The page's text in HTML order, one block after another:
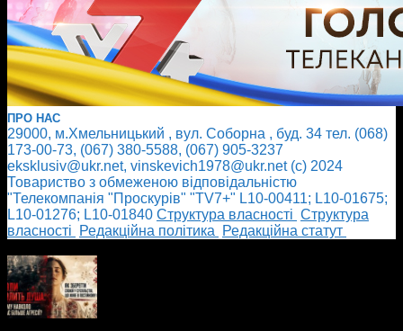
ПРО НАС
29000, м.Хмельницький , вул. Соборна , буд. 34 тел. (068)
173-00-73, (067) 380-5588, (067) 905-3237
eksklusiv@ukr.net, vinskevich1978@ukr.net (с) 2024
Товариство з обмеженою відповідальністю
"Телекомпанія "Проскурів" "TV7+" L10-00411; L10-01675;
L10-01276; L10-01840 Cтруктура власності Cтруктура
власності
Редакційна політика
Редакційна статут